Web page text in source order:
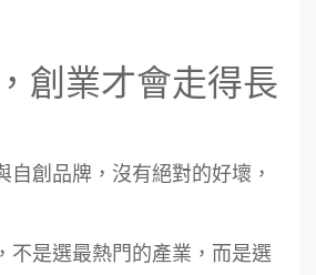
創業才會走得長
自創品牌，沒有絕對的好壞，
不是選最熱門的產業，而是選